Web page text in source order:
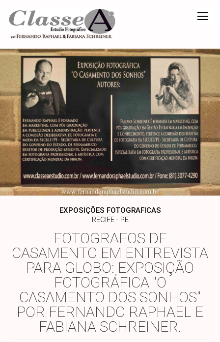
EXPOSIÇÕES FOTOGRAFICAS
RECIFE - PE
FOTOGRAFOS DE
CASAMENTO EM ENTREVISTA
PARA GLOBO: EXPOSIÇÃO
FOTOGRÁFICA "O
CASAMENTO DOS SONHOS"
POR FERNANDO RAPHAEL E
FABIANA SCHREINER.